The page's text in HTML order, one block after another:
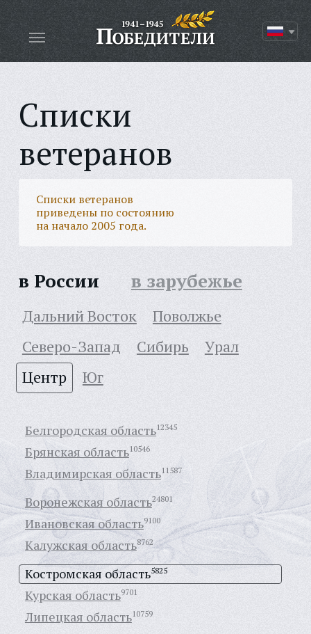
Списки
ветеранов
Списки ветеранов
приведены по состоянию
на начало 2005 года.
в России в зарубежье
Дальний Восток
Поволжье
Северо-Запад
Сибирь
Урал
Центр
Юг
Белгородская область12345
Брянская область10546
Владимирская область11587
Воронежская область24801
Ивановская область9100
Калужская область8762
Костромская область5825
Курская область9701
Липецкая область10759